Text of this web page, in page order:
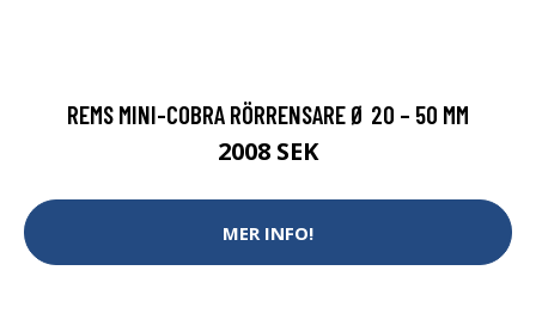
REMS MINI-COBRA RÖRRENSARE Ø 20 – 50 MM
2008 SEK
MER INFO!